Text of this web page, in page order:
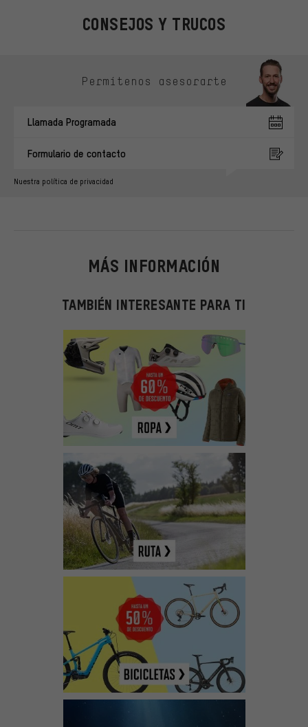
CONSEJOS Y TRUCOS
Permítenos asesorarte
Llamada Programada
Formulario de contacto
Nuestra política de privacidad
MÁS INFORMACIÓN
TAMBIÉN INTERESANTE PARA TI